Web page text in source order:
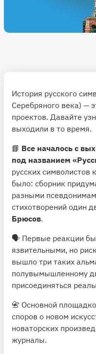
История русского
Серебряного века) —
проектов. Давайте
выходили в то время.
📘 Все началось с
под названием
русских символистов
было: сборник
разными
стихотворений один
Брюсов.
🗣 Первые реакции
язвительными, но
вышло три таких
полувымышленному
присоединяться
📇 Основной
споров о новом
новаторских
журналы.